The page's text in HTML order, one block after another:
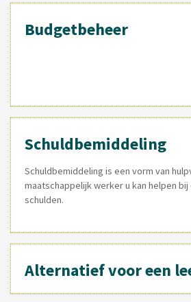
Budgetbeheer
Schuldbemiddeling
Schuldbemiddeling is een vorm van
maatschappelijk werker u kan helpen
schulden.
Alternatief voor een